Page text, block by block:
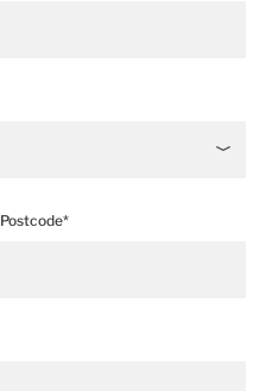
Postcode*